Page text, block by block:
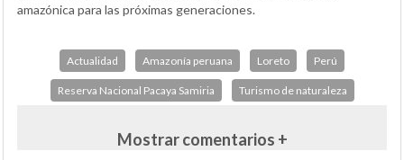
amazónica para las próximas generaciones.
Actualidad Amazonía peruana Loreto Perú
Reserva Nacional Pacaya Samiria Turismo de naturaleza
Mostrar comentarios +